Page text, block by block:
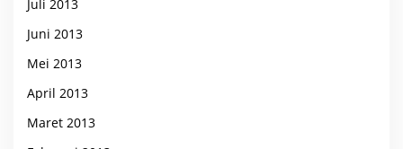
Juli 2013
Juni 2013
Mei 2013
April 2013
Maret 2013